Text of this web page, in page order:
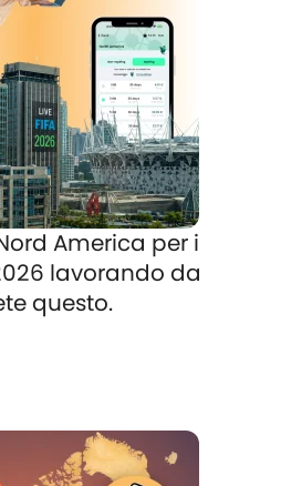
America per i
lavorando da
questo.